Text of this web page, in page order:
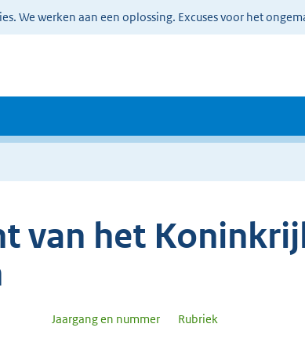
We werken aan een oplossing. Excuses voor het
van het
Jaargang en nummer Rubriek